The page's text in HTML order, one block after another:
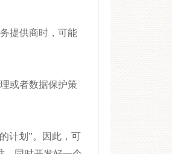
提供商时，可能
或者数据保护策
计划”。因此，可